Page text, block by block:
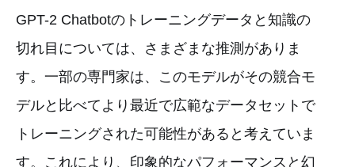
GPT-2 Chatbotのトレーニングデータと知識の
切れ目については、さまざまな推測がありま
す。一部の専門家は、このモデルがその競合モ
デルと比べてより最近で広範なデータセットで
トレーニングされた可能性があると考えていま
す。これにより、印象的なパフォーマンスと幻